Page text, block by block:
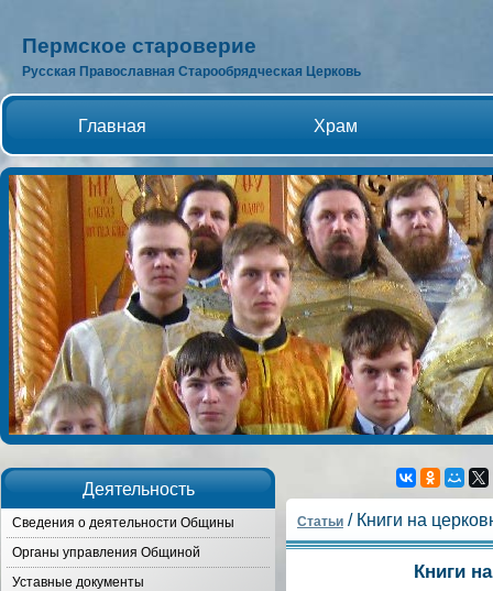
Пермское староверие
Русская Православная Старообрядческая Церковь
Главная Храм
Деятельность
Сведения о деятельности Общины
Органы управления Общиной
Уставные документы
Статьи / Книги на
Книги